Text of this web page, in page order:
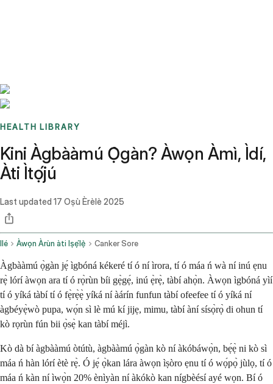
HEALTH LIBRARY
Kini Àgbààmú Ọ̀gàn? Àwọn Àmì, Ìdí,
Àti Ìtọ́jú
Last updated 17 Oṣù Èrèlè 2025
Ilé Àwọn Àrùn àti Iṣẹ́lẹ̀ Canker Sore
Àgbààmú ọ̀gàn jẹ́ ìgbóná kékeré tí ó ní ìrora, tí ó máa ń wà ní inú ẹnu
rẹ̀ lórí àwọn ara tí ó rọ̀rùn bíi gẹ̀gẹ́, inú ẹ̀rẹ̀, tàbí ahọ̀n. Àwọn ìgbóná yìí
tí ó yíká tàbí tí ó fẹ̀rẹ̀ẹ̀ yíká ní àárín funfun tàbí ofeefee tí ó yíká ní
àgbéyẹ̀wò pupa, wọ́n sì lè mú kí jijẹ, mimu, tàbí àní sísọ̀rọ̀ di ohun tí
kò rọrùn fún bii ọ̀sẹ̀ kan tàbí méjì.
Kò dà bí àgbààmú òtútù, àgbààmú ọ̀gàn kò ní àkóbáwọ̀n, bẹ́ẹ̀ ni kò sì
máa ń hàn lórí ètè rẹ̀. Ó jẹ́ ọ̀kan lára àwọn ìṣòro ẹnu tí ó wọ́pọ̀ jùlọ, tí ó
máa ń kàn ní ìwọ̀n 20% ènìyàn ní àkókò kan nígbèésí ayé wọn. Bí ó